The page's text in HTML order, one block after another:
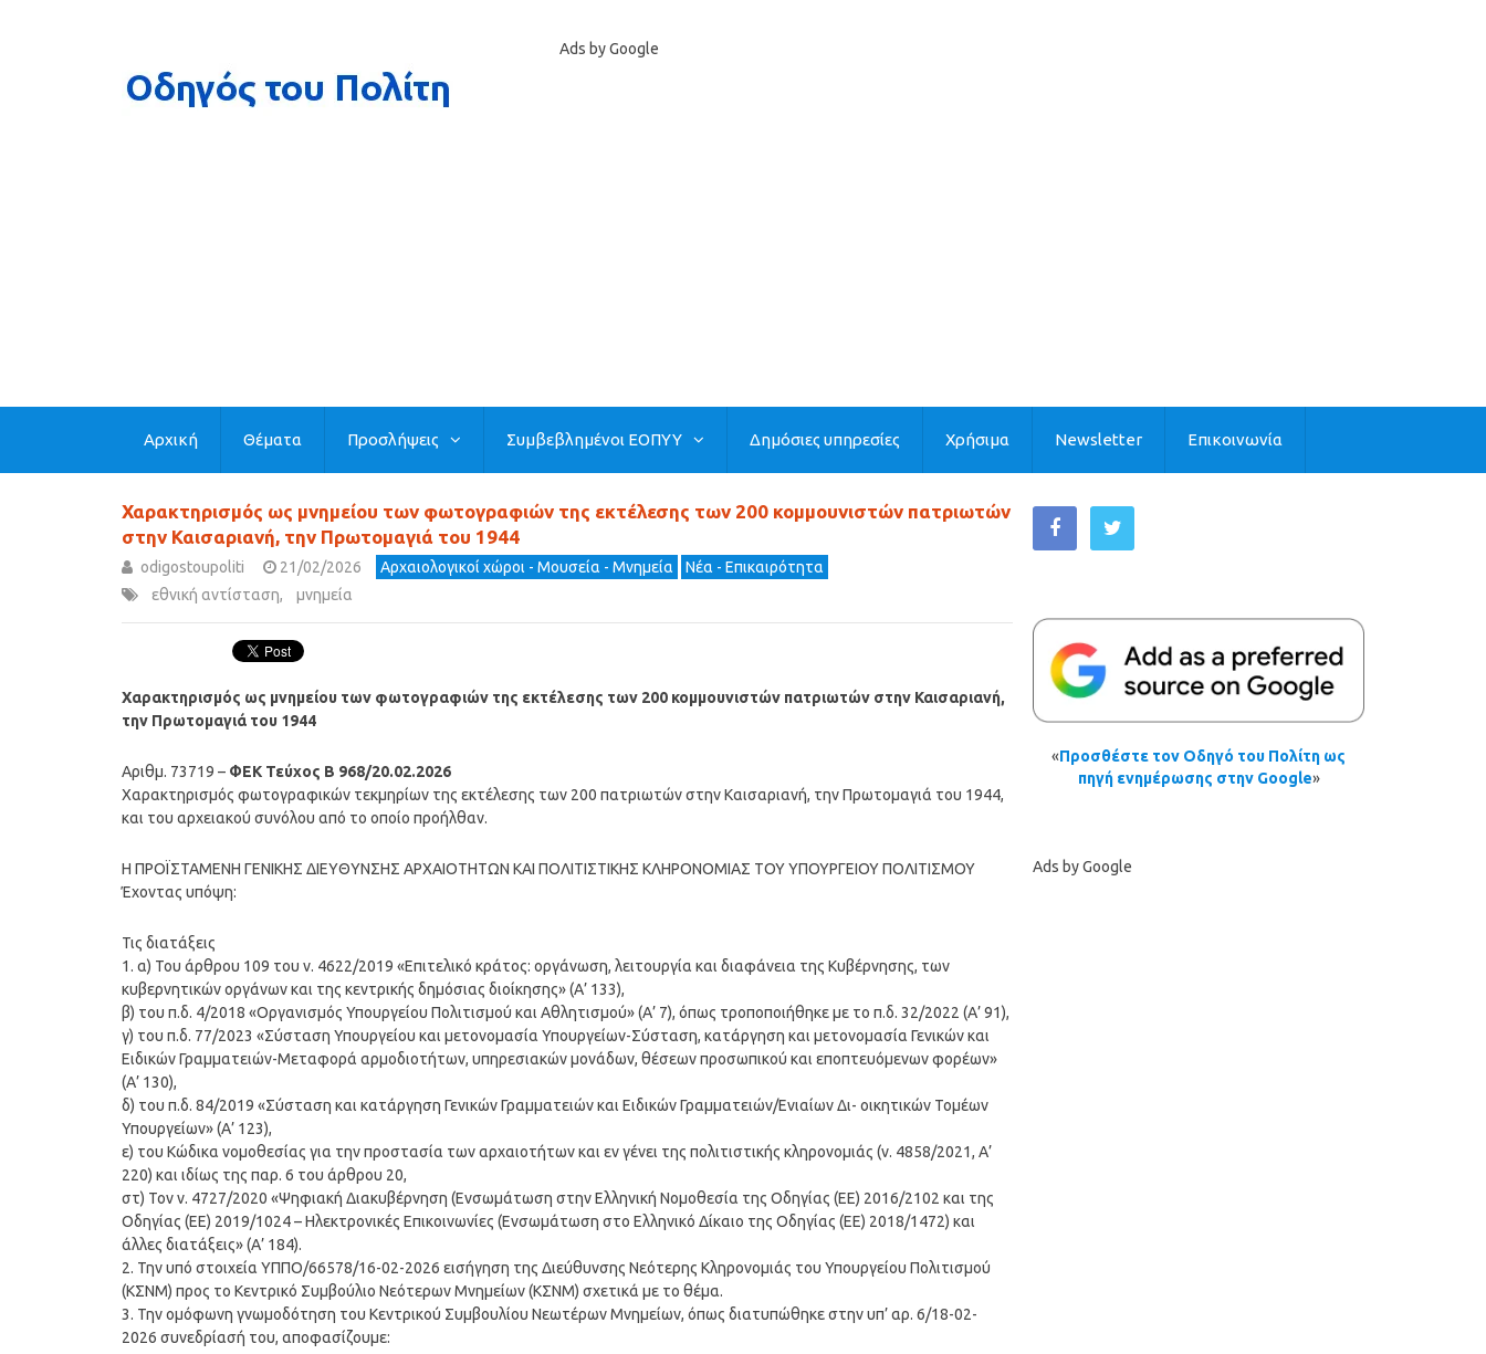
Ads by Google
Αρχική Θέματα Προσλήψεις Συμβεβλημένοι ΕΟΠΥΥ Δημόσιες υπηρεσίες Χρήσιμα Newsletter Επικοινωνία
Χαρακτηρισμός ως μνημείου των φωτογραφιών της εκτέλεσης των 200 κομμουνιστών πατριωτών
στην Καισαριανή, την Πρωτομαγιά του 1944
odigostoupoliti 21/02/2026 Αρχαιολογικοί χώροι - Μουσεία - Μνημεία
Νέα - Επικαιρότητα
εθνική αντίσταση, μνημεία
Χαρακτηρισμός ως μνημείου των φωτογραφιών της εκτέλεσης των 200 κομμουνιστών πατριωτών στην Καισαριανή,
την Πρωτομαγιά του 1944
Αριθμ. 73719 – ΦΕΚ Τεύχος Β 968/20.02.2026
Χαρακτηρισμός φωτογραφικών τεκμηρίων της εκτέλεσης των 200 πατριωτών στην Καισαριανή, την Πρωτομαγιά του 1944,
και του αρχειακού συνόλου από το οποίο προήλθαν.
Η ΠΡΟΪΣΤΑΜΕΝΗ ΓΕΝΙΚΗΣ ΔΙΕΥΘΥΝΣΗΣ ΑΡΧΑΙΟΤΗΤΩΝ ΚΑΙ ΠΟΛΙΤΙΣΤΙΚΗΣ ΚΛΗΡΟΝΟΜΙΑΣ ΤΟΥ ΥΠΟΥΡΓΕΙΟΥ ΠΟΛΙΤΙΣΜΟΥ
Έχοντας υπόψη:
Τις διατάξεις
1. α) Του άρθρου 109 του ν. 4622/2019 «Επιτελικό κράτος: οργάνωση, λειτουργία και διαφάνεια της Κυβέρνησης, των
κυβερνητικών οργάνων και της κεντρικής δημόσιας διοίκησης» (Α’ 133),
β) του π.δ. 4/2018 «Οργανισμός Υπουργείου Πολιτισμού και Αθλητισμού» (Α’ 7), όπως τροποποιήθηκε με το π.δ. 32/2022 (Α’ 91),
γ) του π.δ. 77/2023 «Σύσταση Υπουργείου και μετονομασία Υπουργείων-Σύσταση, κατάργηση και μετονομασία Γενικών και
Ειδικών Γραμματειών-Μεταφορά αρμοδιοτήτων, υπηρεσιακών μονάδων, θέσεων προσωπικού και εποπτευόμενων φορέων»
(Α’ 130),
δ) του π.δ. 84/2019 «Σύσταση και κατάργηση Γενικών Γραμματειών και Ειδικών Γραμματειών/Ενιαίων Δι- οικητικών Τομέων
Υπουργείων» (Α’ 123),
ε) του Κώδικα νομοθεσίας για την προστασία των αρχαιοτήτων και εν γένει της πολιτιστικής κληρονομιάς (ν. 4858/2021, Α’
220) και ιδίως της παρ. 6 του άρθρου 20,
στ) Τον ν. 4727/2020 «Ψηφιακή Διακυβέρνηση (Ενσωμάτωση στην Ελληνική Νομοθεσία της Οδηγίας (ΕΕ) 2016/2102 και της
Οδηγίας (ΕΕ) 2019/1024 – Ηλεκτρονικές Επικοινωνίες (Ενσωμάτωση στο Ελληνικό Δίκαιο της Οδηγίας (ΕΕ) 2018/1472) και
άλλες διατάξεις» (Α’ 184).
2. Την υπό στοιχεία ΥΠΠΟ/66578/16-02-2026 εισήγηση της Διεύθυνσης Νεότερης Κληρονομιάς του Υπουργείου Πολιτισμού
(ΚΣΝΜ) προς το Κεντρικό Συμβούλιο Νεότερων Μνημείων (ΚΣΝΜ) σχετικά με το θέμα.
3. Την ομόφωνη γνωμοδότηση του Κεντρικού Συμβουλίου Νεωτέρων Μνημείων, όπως διατυπώθηκε στην υπ’ αρ. 6/18-02-
2026 συνεδρίασή του, αποφασίζουμε:
«Προσθέστε τον Οδηγό του Πολίτη ως
πηγή ενημέρωσης στην Google»
Ads by Google